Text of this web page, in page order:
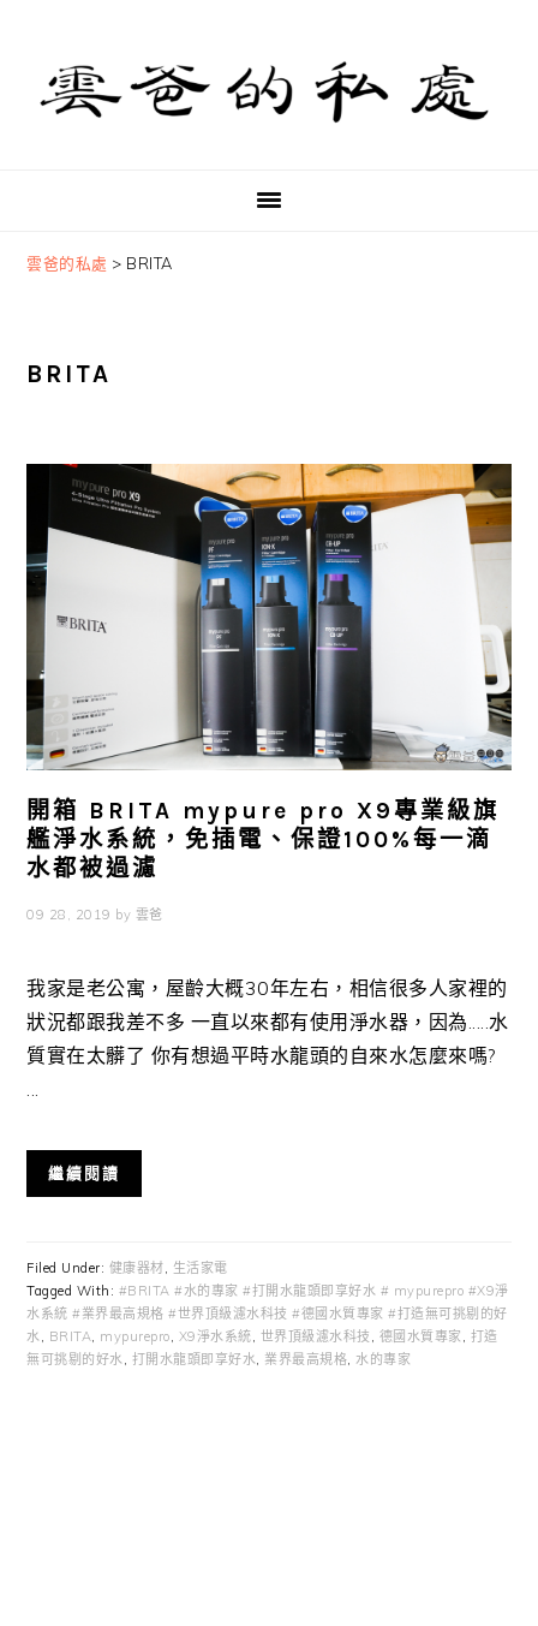
primary
navigation
content
primary
sidebar
雲爸的私處 > BRITA
BRITA
開箱 BRITA mypure pro X9專業級旗
艦淨水系統，免插電、保證100%每一滴
水都被過濾
09 28, 2019 by 雲爸
我家是老公寓，屋齡大概30年左右，相信很多人家裡的
狀況都跟我差不多 一直以來都有使用淨水器，因為.....水
質實在太髒了 你有想過平時水龍頭的自來水怎麼來嗎?
...
繼續閱讀
Filed Under: 健康器材, 生活家電
Tagged With: #BRITA #水的專家 #打開水龍頭即享好水 # mypurepro #X9淨
水系統 #業界最高規格 #世界頂級濾水科技 #德國水質專家 #打造無可挑剔的好
水, BRITA, mypurepro, X9淨水系統, 世界頂級濾水科技 , 德國水質專家 , 打造
無可挑剔的好水, 打開水龍頭即享好水, 業界最高規格, 水的專家